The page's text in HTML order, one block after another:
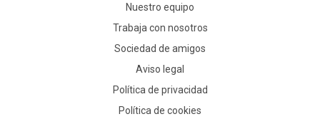
Nuestro equipo
Trabaja con nosotros
Sociedad de amigos
Aviso legal
Política de privacidad
Política de cookies